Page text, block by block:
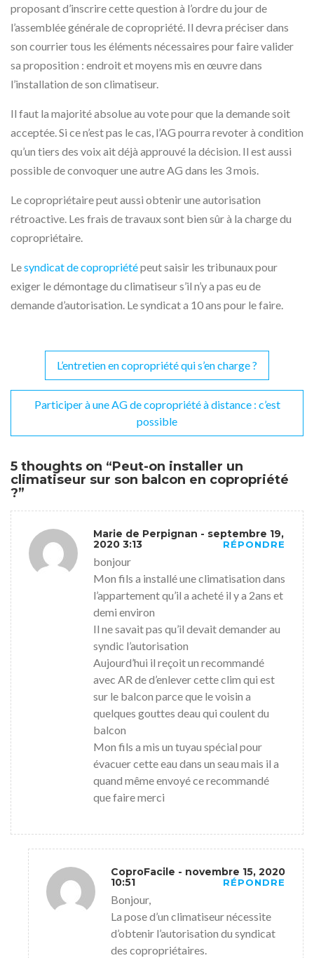
proposant d’inscrire cette question à l’ordre du jour de
l’assemblée générale de copropriété. Il devra préciser dans
son courrier tous les éléments nécessaires pour faire valider
sa proposition : endroit et moyens mis en œuvre dans
l’installation de son climatiseur.
Il faut la majorité absolue au vote pour que la demande soit
acceptée. Si ce n’est pas le cas, l’AG pourra revoter à condition
qu’un tiers des voix ait déjà approuvé la décision. Il est aussi
possible de convoquer une autre AG dans les 3 mois.
Le copropriétaire peut aussi obtenir une autorisation
rétroactive. Les frais de travaux sont bien sûr à la charge du
copropriétaire.
Lesyndicat de copropriétépeut saisir les tribunaux pour
exiger le démontage du climatiseur s’il n’y a pas eu de
demande d’autorisation. Le syndicat a 10 ans pour le faire.
Navigation
de
L’entretien en copropriété qui s’en charge ?
Participer à une AG de copropriété à distance : c’est
possible
5 thoughts on “Peut-on installer un
climatiseur sur son balcon en copropriété
?”
Marie de Perpignan - septembre 19,
2020 3:13
RÉPONDRE
bonjour
Mon fils a installé une climatisation dans
l’appartement qu’il a acheté il y a 2ans et
demi environ
Il ne savait pas qu’il devait demander au
syndic l’autorisation
Aujourd’hui il reçoit un recommandé
avec AR de d’enlever cette clim qui est
sur le balcon parce que le voisin a
quelques gouttes deau qui coulent du
balcon
Mon fils a mis un tuyau spécial pour
évacuer cette eau dans un seau mais il a
quand même envoyé ce recommandé
que faire merci
CoproFacile - novembre 15, 2020
10:51
RÉPONDRE
Bonjour,
La pose d’un climatiseur nécessite
d’obtenir l’autorisation du syndicat
des copropriétaires.